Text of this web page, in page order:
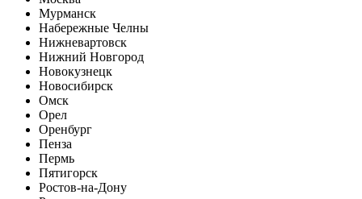
Мурманск
Набережные Челны
Нижневартовск
Нижний Новгород
Новокузнецк
Новосибирск
Омск
Орел
Оренбург
Пенза
Пермь
Пятигорск
Ростов-на-Дону